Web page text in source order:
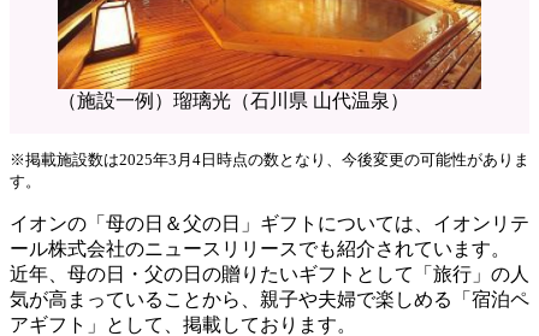
（施設一例）瑠璃光（石川県 山代温泉）
※掲載施設数は2025年3月4日時点の数となり、今後変更の可能性がありま
す。
イオンの「母の日＆父の日」ギフトについては、イオンリテ
ール株式会社のニュースリリースでも紹介されています。
近年、母の日・父の日の贈りたいギフトとして「旅行」の人
気が高まっていることから、親子や夫婦で楽しめる「宿泊ペ
アギフト」として、掲載しております。